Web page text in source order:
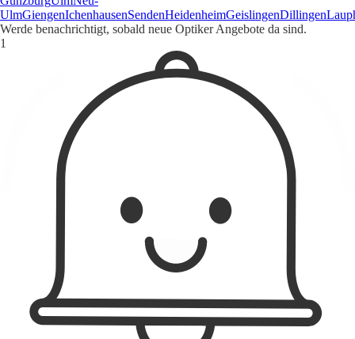
UlmGiengenIchenhausenSendenHeidenheimGeislingenDillingen
Werde benachrichtigt, sobald neue Optiker Angebote da sind.